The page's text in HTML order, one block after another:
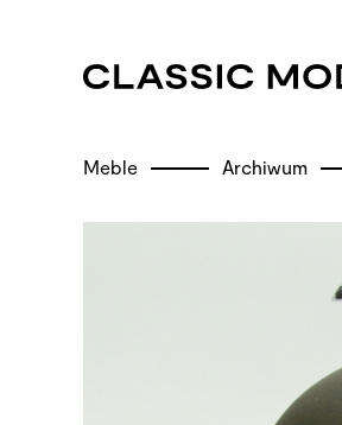
Meble Archiwum